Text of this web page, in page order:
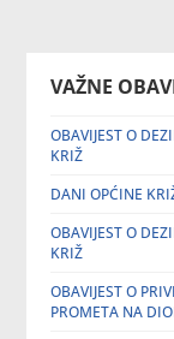
VAŽNE
OBAVIJEST O
KRIŽ
DANI OPĆINE
OBAVIJEST O
KRIŽ
OBAVIJEST O
PROMETA NA